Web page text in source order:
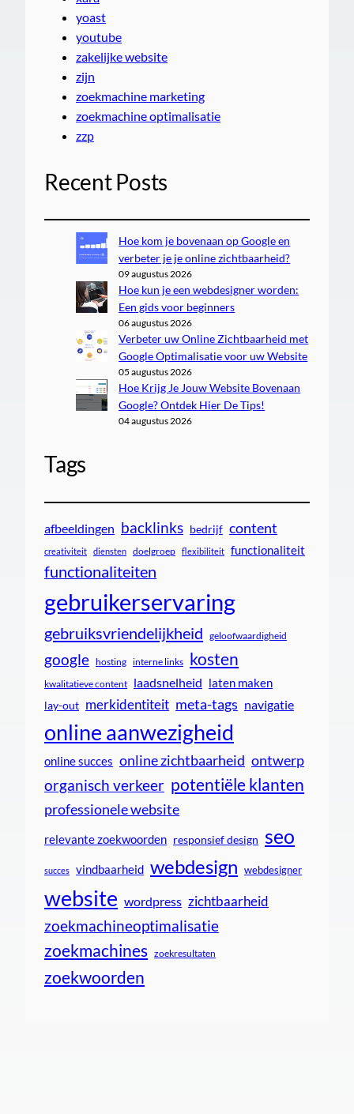
yoast
youtube
zakelijke website
zijn
zoekmachine marketing
zoekmachine optimalisatie
zzp
Recent Posts
Hoe kom je bovenaan op Google en
verbeter je je online zichtbaarheid?
09 augustus 2026
Hoe kun je een webdesigner worden:
Een gids voor beginners
06 augustus 2026
Verbeter uw Online Zichtbaarheid met
Google Optimalisatie voor uw Website
05 augustus 2026
Hoe Krijg Je Jouw Website Bovenaan
Google? Ontdek Hier De Tips!
04 augustus 2026
Tags
afbeeldingen backlinks bedrijf content
creativiteit diensten doelgroep flexibiliteit functionaliteit
functionaliteiten
gebruikerservaring
gebruiksvriendelijkheid geloofwaardigheid
google hosting interne links kosten
kwalitatieve content laadsnelheid laten maken
lay-out merkidentiteit meta-tags navigatie
online aanwezigheid
online succes online zichtbaarheid ontwerp
organisch verkeer potentiële klanten
professionele website
relevante zoekwoorden responsief design seo
succes vindbaarheid webdesign webdesigner
website wordpress zichtbaarheid
zoekmachineoptimalisatie
zoekmachines zoekresultaten
zoekwoorden